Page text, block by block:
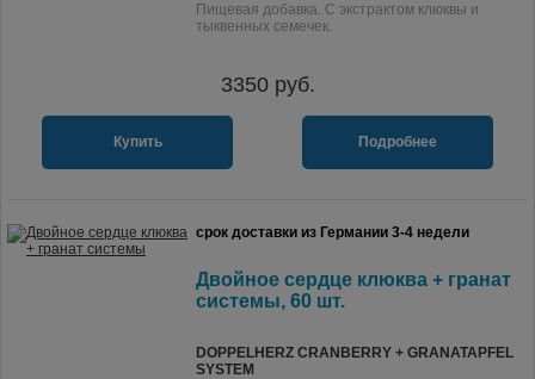
Пищевая добавка. С экстрактом клюквы и
тыквенных семечек.
3350руб.
Купить Подробнее
срок доставки из Германии 3-4 недели
Двойное сердце клюква + гранат
системы, 60 шт.
DOPPELHERZ CRANBERRY + GRANATAPFEL
SYSTEM